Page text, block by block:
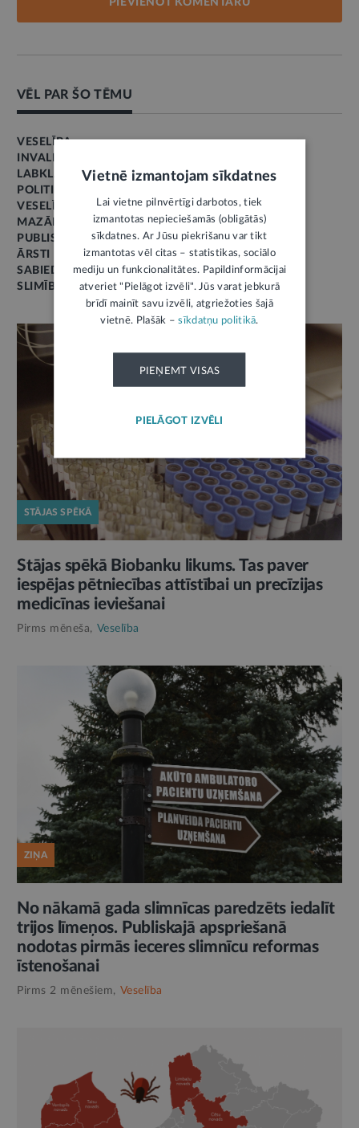
VĒL PAR ŠO TĒMU
VESELĪBA
INVALIDITĀTE
LABKLĀJĪBA
POLITIKA
VESELĪBAS APRŪPE
MAZĀK BIROKRĀTIJAS
PUBLISKĀ APSPRIEŠANA
ĀRSTI
SABIEDRĪBAS LĪDZDALĪBA
SLIMĪBA
STĀJAS SPĒKĀ
Stājas spēkā Biobanku likums. Tas paver
iespējas pētniecības attīstībai un precīzijas
medicīnas ieviešanai
Pirms mēneša, Veselība
ZIŅA
No nākamā gada slimnīcas paredzēts iedalīt
trijos līmeņos. Publiskajā apspriešanā
nodotas pirmās ieceres slimnīcu reformas
īstenošanai
Pirms 2 mēnešiem, Veselība
Vietnē izmantojam sīkdatnes
Lai vietne pilnvērtīgi darbotos, tiek
izmantotas nepieciešamās (obligātās)
sīkdatnes. Ar Jūsu piekrišanu var tikt
izmantotas vēl citas – statistikas, sociālo
mediju un funkcionalitātes. Papildinformācijai
atveriet "Pielāgot izvēli". Jūs varat jebkurā
brīdī mainīt savu izvēli, atgriežoties šajā
vietnē. Plašāk –sīkdatņu politikā.
PIEŅEMT VISAS
PIELĀGOT IZVĒLI